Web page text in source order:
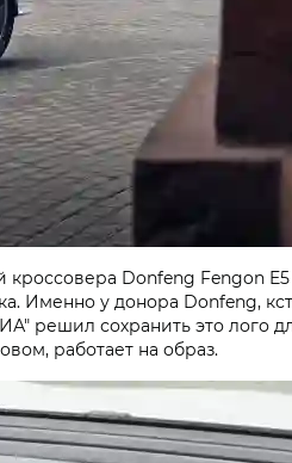
кроссовера Donfeng Fengon
Именно у донора Donfeng,
решил сохранить это лого
работает на образ.